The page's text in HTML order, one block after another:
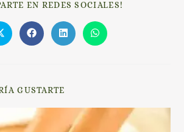
EN REDES SOCIALES!
GUSTARTE